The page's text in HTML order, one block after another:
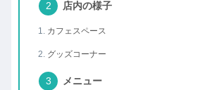
店内の様子
カフェスペース
グッズコーナー
メニュー